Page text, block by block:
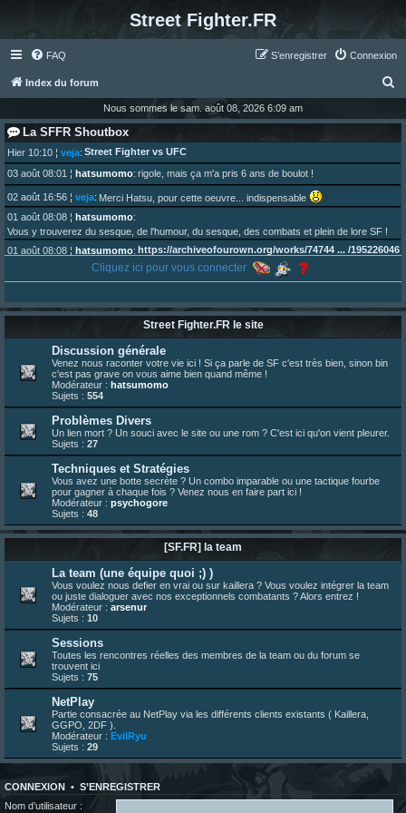
Street Fighter.FR
FAQ Connexion
S’enregistrer
Index du forum
c
e
Nous sommes le sam. août 08, 2026 6:09 am
La SFFR Shoutbox
Hier 10:10 ¦ veja: Street Fighter vs UFC
03 août 08:01 ¦ hatsumomo: rigole, mais ça m'a pris 6 ans de boulot !
02 août 16:56 ¦ veja: Merci Hatsu, pour cette oeuvre... indispensable
01 août 08:08 ¦ hatsumomo:
Vous y trouverez du sesque, de l'humour, du sesque, des combats et plein de lore SF !
01 août 08:08 ¦ hatsumomo: https://archiveofourown.org/works/74744 ... /195226046
hatsumomo :
Aujourd'hui, c'est le yaoi day. Pour la peine je reposte ma dernière fic.
30 juil. 07:22¦hatsumomo:
Un futur indispensable :https://x.com/preterniadotcom/status/20 ... 8820352079
26 juil. 22:09¦hatsumomo:bio de Alex en ligne les gens !
13 juil. 09:53¦hatsumomo:
bonjour les amis, je viens de poster ma 1e review de figurine !
23 juin 10:36¦indy:une très chouette SFFR shoutbox !
23 juin 07:30
hatsumomo
23 juin 07:26¦hatsumomo :shoutbox réinitialisée
22 juin 12:27¦indy:Yo !
22 juin 08:49¦veja:Yo
Cliquez ici pour vous connecter
Street Fighter.FR le site
Discussion générale
Venez nous raconter votre vie ici ! Si ça parle de SF c'est très bien, sinon bin
c'est pas grave on vous aime bien quand même !
Modérateur : hatsumomo
Sujets : 554
Problèmes Divers
Un lien mort ? Un souci avec le site ou une rom ? C'est ici qu'on vient pleurer.
Sujets : 27
Techniques et Stratégies
Vous avez une botte secrète ? Un combo imparable ou une tactique fourbe
pour gagner à chaque fois ? Venez nous en faire part ici !
Modérateur : psychogore
Sujets : 48
[SF.FR] la team
La team (une équipe quoi ;) )
Vous voulez nous defier en vrai ou sur kaillera ? Vous voulez intégrer la team
ou juste dialoguer avec nos exceptionnels combatants ? Alors entrez !
Modérateur : arsenur
Sujets : 10
Sessions
Toutes les rencontres réelles des membres de la team ou du forum se
trouvent ici
Sujets : 75
NetPlay
Partie consacrée au NetPlay via les différents clients existants ( Kaillera,
GGPO, 2DF ).
Modérateur : EvilRyu
Sujets : 29
CONNEXION • S’ENREGISTRER
Nom d’utilisateur :